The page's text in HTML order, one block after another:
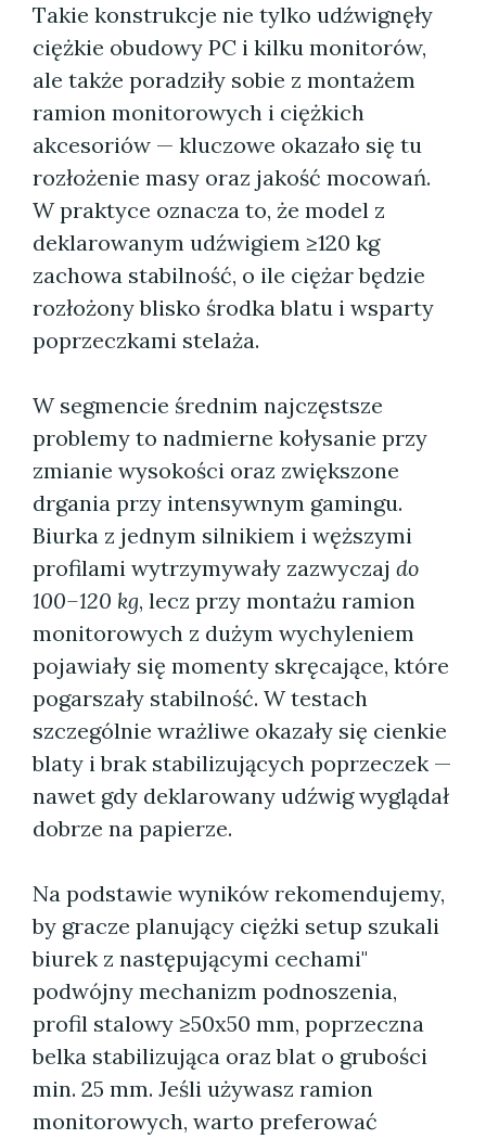
Takie konstrukcje nie tylko udźwignęły
ciężkie obudowy PC i kilku monitorów,
ale także poradziły sobie z montażem
ramion monitorowych i ciężkich
akcesoriów — kluczowe okazało się tu
rozłożenie masy oraz jakość mocowań.
W praktyce oznacza to, że model z
deklarowanym udźwigiem ≥120 kg
zachowa stabilność, o ile ciężar będzie
rozłożony blisko środka blatu i wsparty
poprzeczkami stelaża.
W segmencie średnim najczęstsze
problemy to nadmierne kołysanie przy
zmianie wysokości oraz zwiększone
drgania przy intensywnym gamingu.
Biurka z jednym silnikiem i węższymi
profilami wytrzymywały zazwyczaj do
100–120 kg, lecz przy montażu ramion
monitorowych z dużym wychyleniem
pojawiały się momenty skręcające, które
pogarszały stabilność. W testach
szczególnie wrażliwe okazały się cienkie
blaty i brak stabilizujących poprzeczek —
nawet gdy deklarowany udźwig wyglądał
dobrze na papierze.
Na podstawie wyników rekomendujemy,
by gracze planujący ciężki setup szukali
biurek z następującymi cechami"
podwójny mechanizm podnoszenia,
profil stalowy ≥50x50 mm, poprzeczna
belka stabilizująca oraz blat o grubości
min. 25 mm. Jeśli używasz ramion
monitorowych, warto preferować